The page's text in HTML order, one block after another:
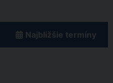
Najbližšie termíny